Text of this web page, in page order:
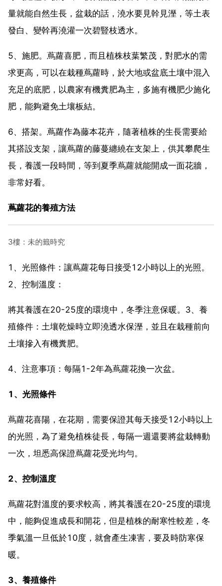
量就能自然生長，盆栽的話，澆水要見幹見溼，等土表
發白、變幹再澆灌一次碧豎枝透水。
5、施肥。蔦蘿喜肥，而且植株枝葉繁茂，對肥水的需
求更高，可以在栽種蔦蘿時，於大地或盆底土壤中混入
充足的底肥，以農家有機糞肥為主，多施有機肥少施化
肥，能夠避免土壤板結。
6、搭架。蔦蘿作為藤本花卉，隨著植株的生長需要給
其搭設支架，讓蔦蘿的藤蔓纏繞在支架上，供其攀爬生
長，養護一段時間，等到夏季蔦蘿就能開成一面花牆，
非常好看。
蔦蘿花的養殖方法
3樓：未的籤時究
1、光照條件：讓蔦蘿花每日接受12小時以上的光照。
2、控制溫度：
將其養護在20-25度的環境中，冬季注意保暖。3、養
殖條件：土壤乾燥時立即澆透水保溼，並且在栽種前向
土壤摻入有機糞肥。
4、注意事項：每隔1-2年為蔦蘿花換一次盆。
1、光照條件
蔦蘿花喜陽，在花期，需要保證其每天接受12小時以上
的光照，為了避免植株徒長，每隔一週還要將盆栽轉動
一次，坦悉高保證蔦蘿花受光均勻。
2、控制溫度
蔦蘿花對溫度的要求較高，將其養護在20-25度的環境
中，能夠促進成長和開花，但是植株的耐寒性較差，冬
季氣溫一旦低於10度，就會產生凍害，要及時防寒保
暖。
3、養殖條件